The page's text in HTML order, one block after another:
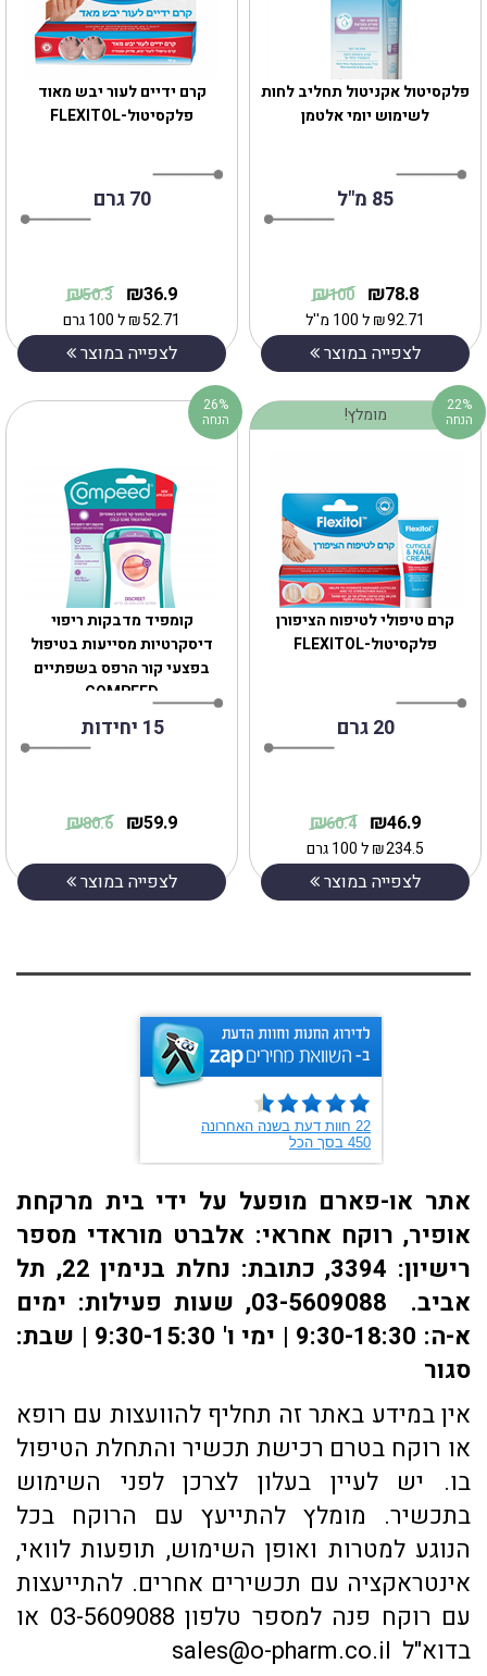
קרם ידיים לעור יבש מאוד
פלקסיטול-FLEXITOL
70 גרם
36.9
₪
50.3
₪
52.71
₪ל 100 גרם
לצפייה במוצר
פלקסיטול אקניטול תחליב לחות
לשימוש יומי אלטמן
85 מ"ל
78.8
₪
100
₪
92.71
₪ל 100 מ''ל
לצפייה במוצר
קומפיד מדבקות ריפוי
דיסקרטיות מסייעות בטיפול
בפצעי קור הרפס בשפתיים
COMPEED
15 יחידות
59.9
₪
80.6
₪
לצפייה במוצר
26%
הנחה
קרם טיפולי לטיפוח הציפורן
פלקסיטול-FLEXITOL
20 גרם
מומלץ!
46.9
₪
60.4
₪
234.5
₪ל 100 גרם
לצפייה במוצר
22%
הנחה
אתר או-פארם מופעל על ידי בית מרקחת
אופיר, רוקח אחראי: אלברט מוראדי מספר
רישיון: 3394, כתובת: ​נחלת בנימין 22, תל
אביב. 03-5609088, שעות פעילות: ימים
א-ה: 9:30-18:30 | ימי ו' 9:30-15:30 | שבת:
סגור
אין במידע באתר זה תחליף להוועצות עם רופא
או רוקח בטרם רכישת תכשיר והתחלת הטיפול
בו. יש לעיין בעלון לצרכן לפני השימוש
בתכשיר. מומלץ להתייעץ עם הרוקח בכל
הנוגע למטרות ואופן השימוש, תופעות לוואי,
אינטראקציה עם תכשירים אחרים. להתייעצות
עם רוקח פנה למספר טלפון 03-5609088 או
בדוא"ל sales@o-pharm.co.il